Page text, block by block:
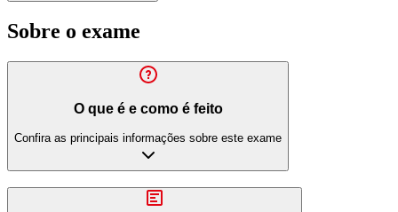
Sobre o exame
O que é e como é feito
Confira as principais informações sobre este exame